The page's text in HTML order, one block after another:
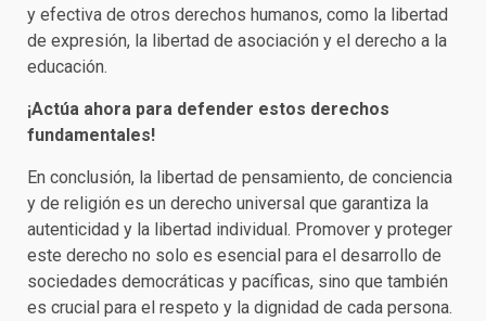
y efectiva de otros derechos humanos, como la libertad
de expresión, la libertad de asociación y el derecho a la
educación.
¡Actúa ahora para defender estos derechos
fundamentales!
En conclusión, la libertad de pensamiento, de conciencia
y de religión es un derecho universal que garantiza la
autenticidad y la libertad individual. Promover y proteger
este derecho no solo es esencial para el desarrollo de
sociedades democráticas y pacíficas, sino que también
es crucial para el respeto y la dignidad de cada persona.